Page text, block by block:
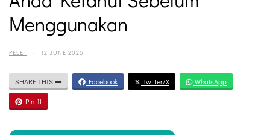
Menggunakan
PELET · 12 JUNE 2025
SHARE THIS Facebook Twitter/X WhatsApp
Pin It